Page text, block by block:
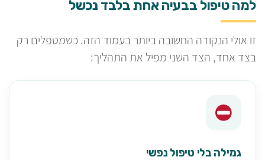
למה טיפול בבעיה אחת בלבד נכשל
זו אולי הנקודה החשובה ביותר בעמוד הזה. כשמטפלים רק
בצד אחד, הצד השני מפיל את התהליך:
גמילה בלי טיפול נפשי